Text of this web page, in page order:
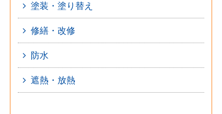
塗装・塗り替え
修繕・改修
防水
遮熱・放熱